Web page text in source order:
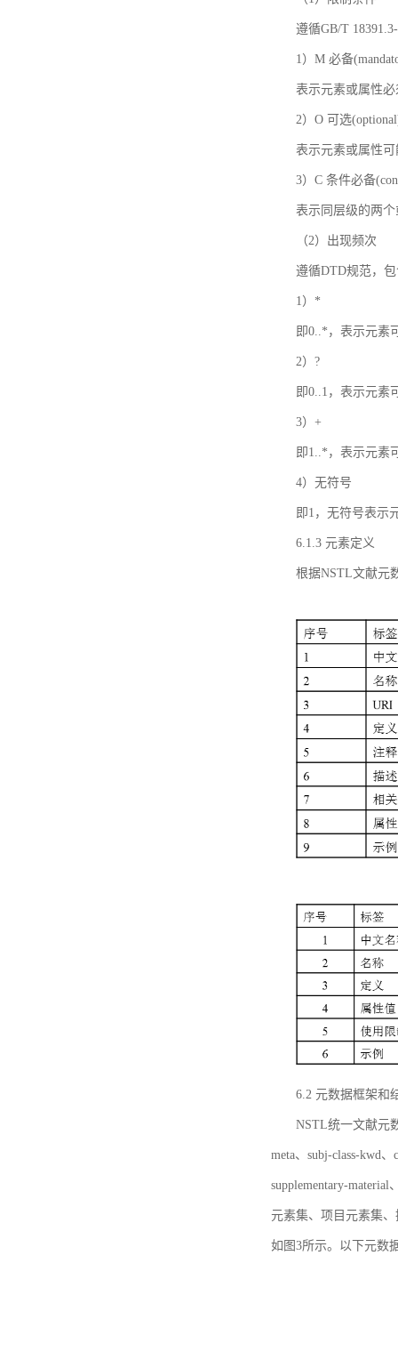
遵循GB/T
1）M 必备
表示元素或属性
2）O 可选
表示元素或属性
3）C 条件必备
表示同层级的两
（2）出现频次
遵循DTD规范，
1）*
即0..*，表示元素
2）?
即0..1，表示元素
3）+
即1..*，表示元素
4）无符号
即1，无符号表示
6.1.3 元素定义
根据NSTL文献元
6.2 元数据框架和
NSTL统一文献元
meta、subj-class-kwd
supplementary-
元素集、项目元素集
如图3所示。以下元数